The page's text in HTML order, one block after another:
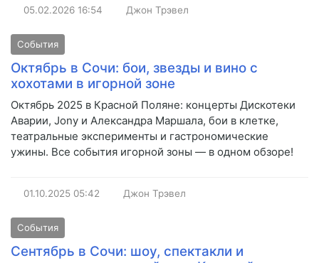
05.02.2026 16:54 Джон Трэвел
События
Октябрь в Сочи: бои, звезды и вино с
хохотами в игорной зоне
Октябрь 2025 в Красной Поляне: концерты Дискотеки
Аварии, Jony и Александра Маршала, бои в клетке,
театральные эксперименты и гастрономические
ужины. Все события игорной зоны — в одном обзоре!
01.10.2025 05:42 Джон Трэвел
События
Сентябрь в Сочи: шоу, спектакли и